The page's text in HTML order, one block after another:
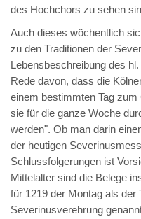
des Hochchors zu sehen
Auch dieses wöchentlich
zu den Traditionen der
Lebensbeschreibung des
Rede davon, dass die
einem bestimmten Tag
sie für die ganze Woche
werden". Ob man darin
der heutigen
Schlussfolgerungen ist
Mittelalter sind die Belege
für 1219 der Montag als der
Severinusverehrung